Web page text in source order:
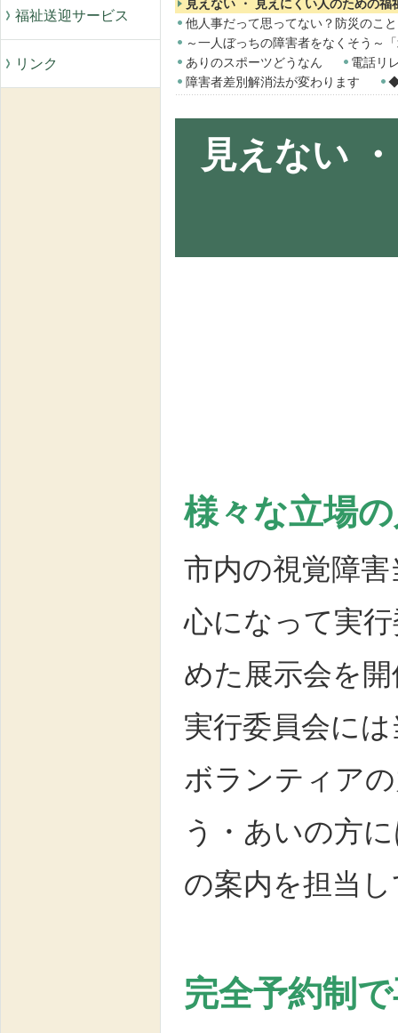
福祉送迎サービス
リンク
見えない ・ 見えにくい人のための福
他人事だって思ってない？防災のこ
～一人ぼっちの障害者をなくそう～
ありのスポーツどうなん
電話リ
障害者差別解消法が変わります
見えない
様々な立場
市内の視覚障
心になって実
めた展示会を
実行委員会に
ボランティア
う・あいの方
の案内を担当
完全予約制